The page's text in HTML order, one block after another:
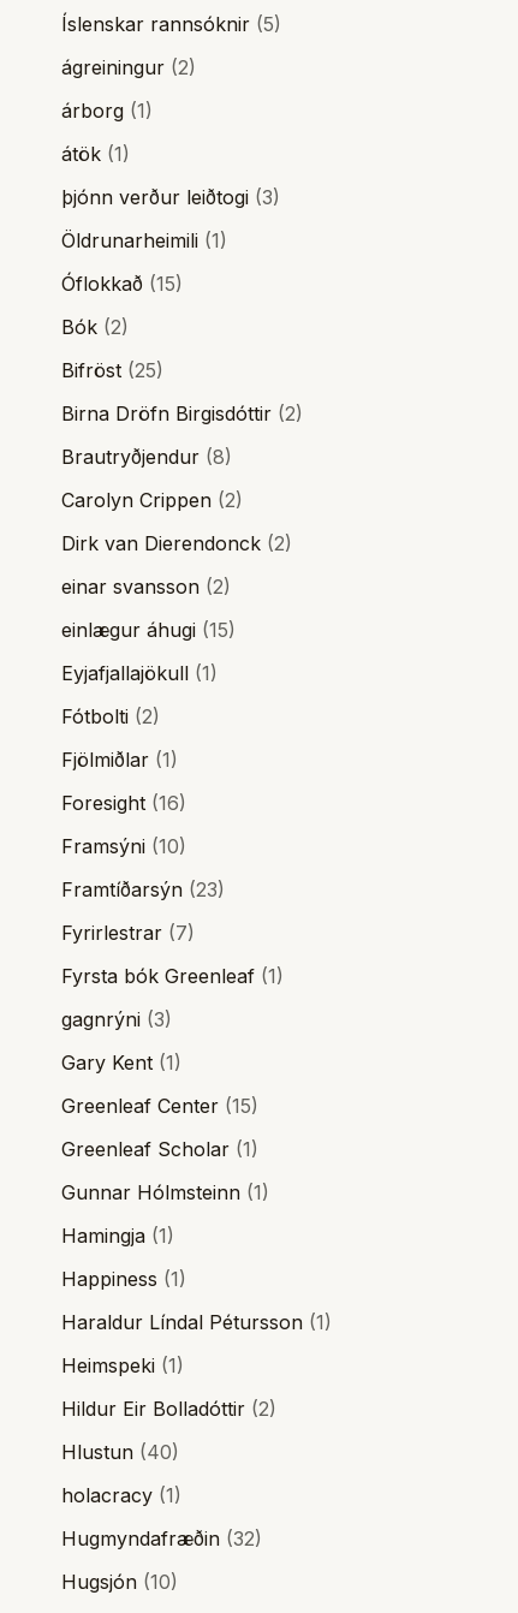
Íslenskar rannsóknir (5)
ágreiningur (2)
árborg (1)
átök (1)
þjónn verður leiðtogi (3)
Öldrunarheimili (1)
Óflokkað (15)
Bók (2)
Bifröst (25)
Birna Dröfn Birgisdóttir (2)
Brautryðjendur (8)
Carolyn Crippen (2)
Dirk van Dierendonck (2)
einar svansson (2)
einlægur áhugi (15)
Eyjafjallajökull (1)
Fótbolti (2)
Fjölmiðlar (1)
Foresight (16)
Framsýni (10)
Framtíðarsýn (23)
Fyrirlestrar (7)
Fyrsta bók Greenleaf (1)
gagnrýni (3)
Gary Kent (1)
Greenleaf Center (15)
Greenleaf Scholar (1)
Gunnar Hólmsteinn (1)
Hamingja (1)
Happiness (1)
Haraldur Líndal Pétursson (1)
Heimspeki (1)
Hildur Eir Bolladóttir (2)
Hlustun (40)
holacracy (1)
Hugmyndafræðin (32)
Hugsjón (10)